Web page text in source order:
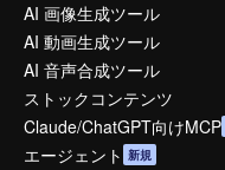
AI 画像生成ツール
AI 動画生成ツール
AI 音声合成ツール
ストックコンテンツ
Claude/ChatGPT向けMCP
エージェント 新規